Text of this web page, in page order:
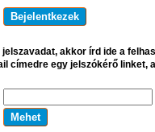
akkor írd ide a
címedre egy jelszókérő linket,